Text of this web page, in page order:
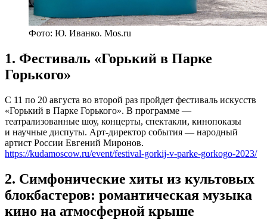
Фото: Ю. Иванко. Mos.ru
1. Фестиваль «Горький в Парке
Горького»
С 11 по 20 августа во второй раз пройдет фестиваль искусств
«Горький в Парке Горького». В программе —
театрализованные шоу, концерты, спектакли, кинопоказы
и научные диспуты. Арт-директор события — народный
артист России Евгений Миронов.
https://kudamoscow.ru/event/festival-gorkij-v-parke-gorkogo-2023/
2. Симфонические хиты из культовых
блокбастеров: романтическая музыка
кино на атмосферной крыше